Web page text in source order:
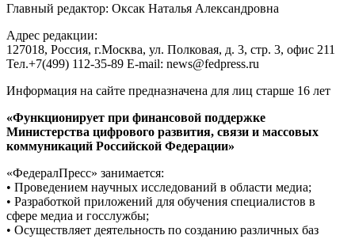
Главный редактор: Оксак Наталья Александровна
Адрес редакции:
127018, Россия, г.Москва, ул. Полковая, д. 3, стр. 3, офис 211
Тел.+7(499) 112-35-89 E-mail: news@fedpress.ru
Информация на сайте предназначена для лиц старше 16 лет
«Функционирует при финансовой поддержке
Министерства цифрового развития, связи и массовых
коммуникаций Российской Федерации»
«ФедералПресс» занимается:
• Проведением научных исследований в области медиа;
• Разработкой приложений для обучения специалистов в
сфере медиа и госслужбы;
• Осуществляет деятельность по созданию различных баз